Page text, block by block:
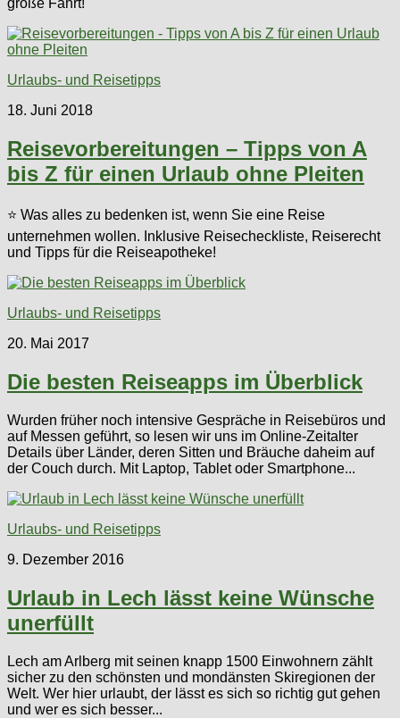
große Fahrt!
Urlaubs- und Reisetipps
18. Juni 2018
Reisevorbereitungen – Tipps von A
bis Z für einen Urlaub ohne Pleiten
⭐ Was alles zu bedenken ist, wenn Sie eine Reise
unternehmen wollen. Inklusive Reisecheckliste, Reiserecht
und Tipps für die Reiseapotheke!
Urlaubs- und Reisetipps
20. Mai 2017
Die besten Reiseapps im Überblick
Wurden früher noch intensive Gespräche in Reisebüros und
auf Messen geführt, so lesen wir uns im Online-Zeitalter
Details über Länder, deren Sitten und Bräuche daheim auf
der Couch durch. Mit Laptop, Tablet oder Smartphone...
Urlaubs- und Reisetipps
9. Dezember 2016
Urlaub in Lech lässt keine Wünsche
unerfüllt
Lech am Arlberg mit seinen knapp 1500 Einwohnern zählt
sicher zu den schönsten und mondänsten Skiregionen der
Welt. Wer hier urlaubt, der lässt es sich so richtig gut gehen
und wer es sich besser...